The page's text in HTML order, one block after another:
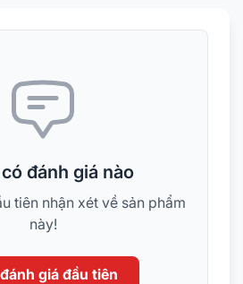
đánh giá nào
tiên nhận xét về sản phẩm
này!
giá đầu tiên